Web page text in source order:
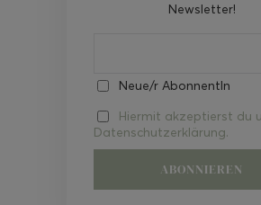
Newsletter!
Neue/r AbonnentIn
Hiermit akzeptierst du
Datenschutzerklärung.